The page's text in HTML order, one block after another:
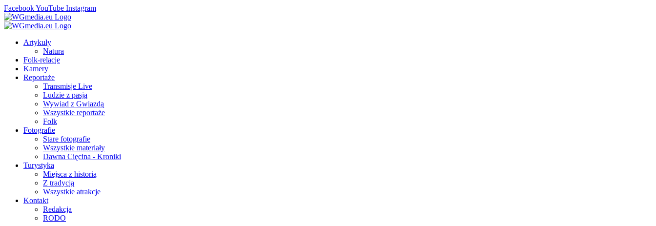
FacebookYouTube Instagram
Artykuły
Natura
Folk-relacje
Kamery
Reportaże
Transmisje Live
Ludzie z pasją
Wywiad z Gwiazdą
Wszystkie reportaże
Folk
Fotografie
Stare fotografie
Wszystkie materiały
Dawna Cięcina - Kroniki
Turystyka
Miejsca z historią
Z tradycją
Wszystkie atrakcje
Kontakt
Redakcja
RODO